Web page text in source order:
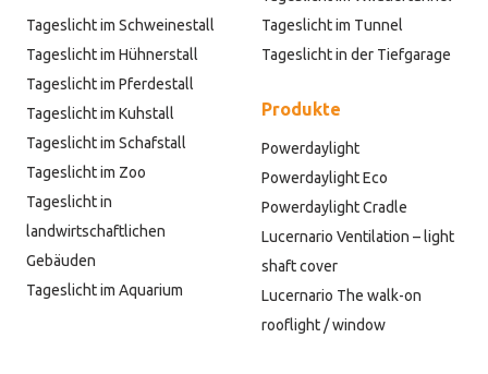
Tageslicht im Schweinestall
Tageslicht im Hühnerstall
Tageslicht im Pferdestall
Tageslicht im Kuhstall
Tageslicht im Schafstall
Tageslicht im Zoo
Tageslicht in
landwirtschaftlichen
Gebäuden
Tageslicht im Aquarium
Tageslicht im Tunnel
Tageslicht in der Tiefgarage
Produkte
Powerdaylight
Powerdaylight Eco
Powerdaylight Cradle
Lucernario Ventilation – light
shaft cover
Lucernario The walk-on
rooflight / window